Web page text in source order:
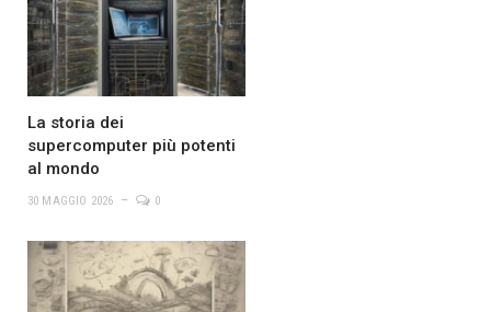
La storia dei
supercomputer più potenti
al mondo
30 MAGGIO 2026 0